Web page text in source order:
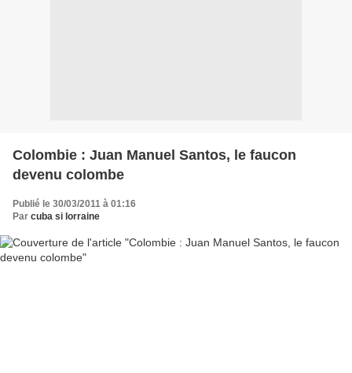
Colombie : Juan Manuel Santos, le faucon
devenu colombe
Publié le 30/03/2011 à 01:16
Par cuba si lorraine